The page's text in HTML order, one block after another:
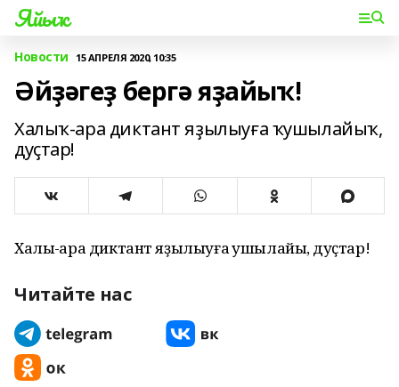
Яйыҡ
Новости 15 АПРЕЛЯ 2020, 10:35
Әйҙәгеҙ бергә яҙайыҡ!
Халыҡ-ара диктант яҙылыуға ҡушылайыҡ,
дуҫтар!
Халыҡ-ара диктант яҙылыуға ҡушылайыҡ, дуҫтар!
Читайте нас